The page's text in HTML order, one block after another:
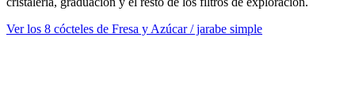
Ver los 8 cócteles de Fresa y Azúcar / jarabe simple